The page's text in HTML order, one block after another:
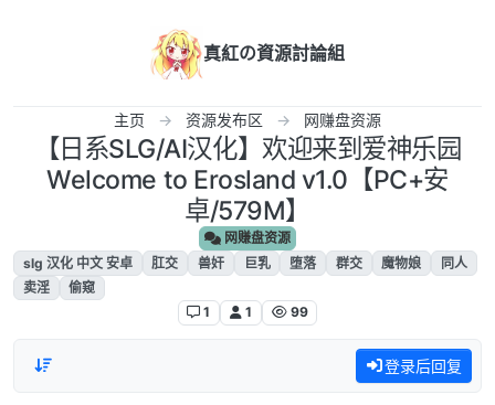
真紅の資源討論組
主页 资源发布区 网赚盘资源
【日系SLG/AI汉化】欢迎来到爱神乐园
Welcome to Erosland v1.0【PC+安
卓/579M】
网赚盘资源
slg 汉化 中文 安卓
肛交 兽奸 巨乳 堕落 群交 魔物娘
同人
卖淫
偷窥
1
1 99
登录后回复